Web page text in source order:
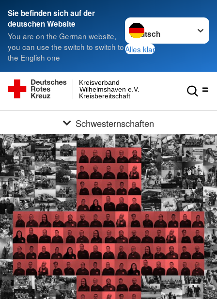
Sie befinden sich auf der
deutschen Website
You are on the German website,
you can use the switch to switch to
the English one
Sprache wechseln zu
Alles klar
Kreisbereitschaft
Wilhelmshaven e.V.
Kreisverband
Schwesternschaften